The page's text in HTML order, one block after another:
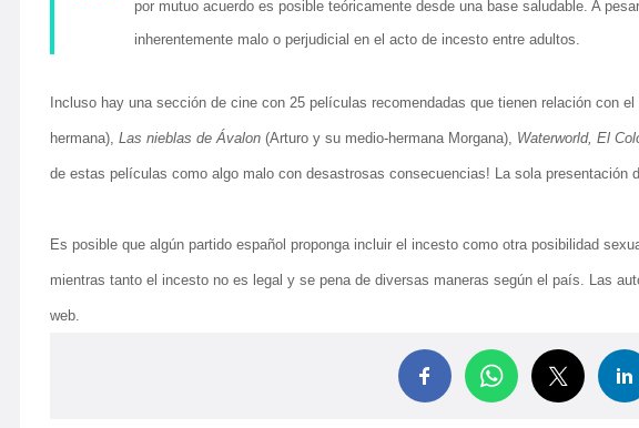
por mutuo acuerdo es posible teóricamente desde una base saludable. A
inherentemente malo o perjudicial en el acto de incesto entre adultos.
Incluso hay una sección de cine con 25 películas recomendadas que tienen relación con
hermana), Las nieblas de Ávalon (Arturo y su medio-hermana Morgana), Waterworld, El
de estas películas como algo malo con desastrosas consecuencias! La sola
Es posible que algún partido español proponga incluir el incesto como otra posibilidad
mientras tanto el incesto no es legal y se pena de diversas maneras según el país. Las
web.